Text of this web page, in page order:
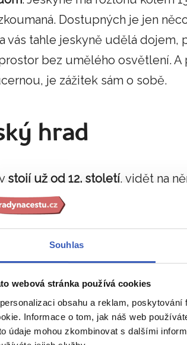
Souhlas
webová stránka používá cookies
obsahu a reklam,
Informace o tom, jak náš web
údaje mohou zkombinovat s dalšími
Dostupných je jen
vás tahle jeskyně udělá dojem,
bez umělého osvětlení. A
je zážitek sám o sobě.
hrad
stojí už od 12. století, vidět na
Nejvíce patrná je renesance.
Hrad Predjama